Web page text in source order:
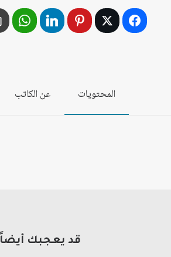
المحتويات عن الكاتب
قد يعجبك أيضاً